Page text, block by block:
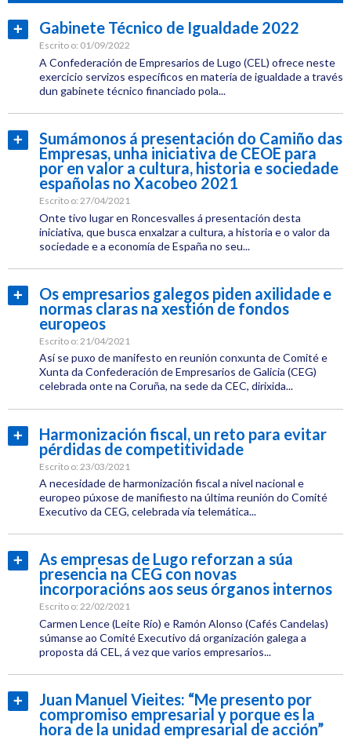
CEG
Igualdade
Gabinete Técnico de Igualdade 2022
Escrito o: 01/09/2022
A Confederación de Empresarios de Lugo (CEL) ofrece neste
exercicio servizos específicos en materia de igualdade a través
dun gabinete técnico financiado pola...
máis...
Igualdade
Etiquetas:
CEL
CEG
Igualdade
Sumámonos á presentación do Camiño das
Empresas, unha iniciativa de CEOE para
por en valor a cultura, historia e sociedade
españolas no Xacobeo 2021
Escrito o: 27/04/2021
Onte tivo lugar en Roncesvalles á presentación desta
iniciativa, que busca enxalzar a cultura, a historia e o valor da
sociedade e a economía de España no seu...
máis...
Empresas
Etiquetas:
CEL
CEG
Os empresarios galegos piden axilidade e
normas claras na xestión de fondos
europeos
Escrito o: 21/04/2021
Así se puxo de manifesto en reunión conxunta de Comité e
Xunta da Confederación de Empresarios de Galicia (CEG)
celebrada onte na Coruña, na sede da CEC, dirixida...
máis...
Categoría:
CEL
Institucional
Etiquetas:
CEG
Harmonización fiscal, un reto para evitar
pérdidas de competitividade
Escrito o: 23/03/2021
A necesidade de harmonización fiscal a nivel nacional e
europeo púxose de manifiesto na última reunión do Comité
Executivo da CEG, celebrada vía telemática...
máis...
CEL
Institucional
Etiquetas:
CEG
As empresas de Lugo reforzan a súa
presencia na CEG con novas
incorporacións aos seus órganos internos
Escrito o: 22/02/2021
Carmen Lence (Leite Río) e Ramón Alonso (Cafés Candelas)
súmanse ao Comité Executivo dá organización galega a
proposta dá CEL, á vez que varios empresarios...
máis...
CEL
Institucional
Etiquetas:
Juan Manuel Vieites: “Me presento por
compromiso empresarial y porque es la
hora de la unidad empresarial de acción”
máis...